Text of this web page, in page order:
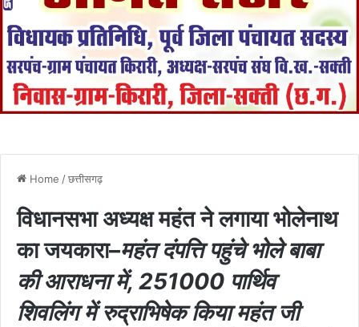
Home /छत्तीसगढ़
विधानसभा अध्यक्ष महंत ने लगाया भोलेनाथ
का जयकारा–महंत दंपत्ति पहुंचे भोले बाबा
की आराधना में, 251000 पार्थिव
शिवलिंग में रुद्राभिषेक किया महंत जी